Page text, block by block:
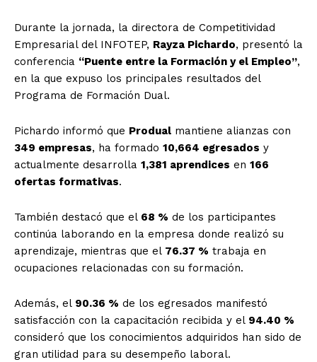
Durante la jornada, la directora de Competitividad
Empresarial del INFOTEP, Rayza Pichardo, presentó la
conferencia “Puente entre la Formación y el Empleo”,
en la que expuso los principales resultados del
Programa de Formación Dual.
Pichardo informó que Produal mantiene alianzas con
349 empresas, ha formado 10,664 egresados y
actualmente desarrolla 1,381 aprendices en 166
ofertas formativas.
También destacó que el 68 % de los participantes
continúa laborando en la empresa donde realizó su
aprendizaje, mientras que el 76.37 % trabaja en
ocupaciones relacionadas con su formación.
Además, el 90.36 % de los egresados manifestó
satisfacción con la capacitación recibida y el 94.40 %
consideró que los conocimientos adquiridos han sido de
gran utilidad para su desempeño laboral.